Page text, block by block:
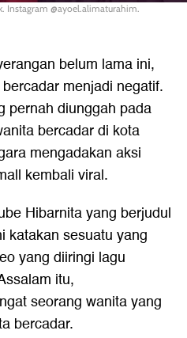
Instagram @ayoel.alimaturahim.
belum lama ini,
menjadi negatif.
pernah diunggah pada
bercadardi kota
mengadakan aksi
kembali viral.
Hibarnita yang berjudul
katakan sesuatu yang
yang diiringi lagu
itu,
seorang wanita yang
bercadar.